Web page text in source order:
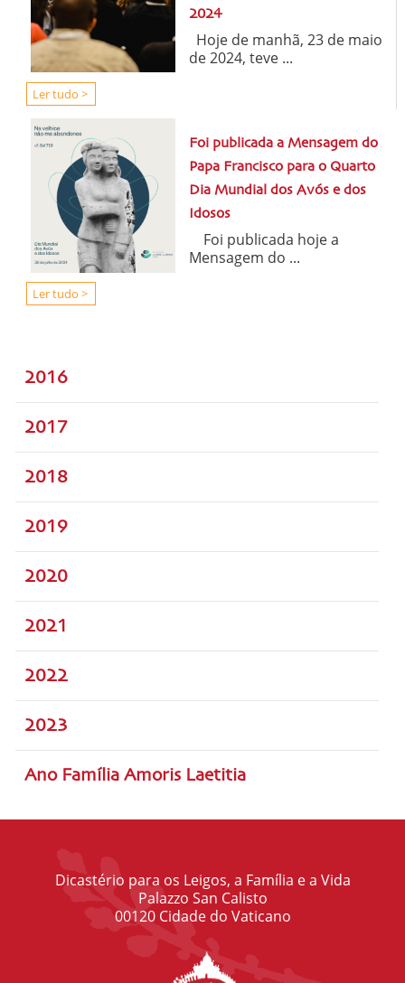
2024
Hoje de manhã, 23 de maio
de 2024, teve ...
Ler tudo >
Foi publicada a Mensagem do
Papa Francisco para o Quarto
Dia Mundial dos Avós e dos
Idosos
Foi publicada hoje a
Mensagem do ...
Ler tudo >
2016
2017
2018
2019
2020
2021
2022
2023
Ano Família Amoris Laetitia
Dicastério para os Leigos, a Família e a Vida
Palazzo San Calisto
00120 Cidade do Vaticano